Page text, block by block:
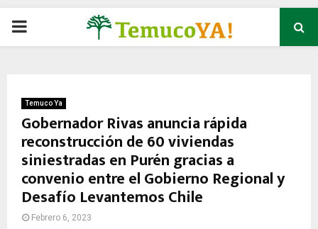
P
M
A
R
Temuco Ya
Gobernador Rivas anuncia rápida
reconstrucción de 60 viviendas
siniestradas en Purén gracias a
convenio entre el Gobierno Regional y
Desafío Levantemos Chile
Febrero 6, 2023